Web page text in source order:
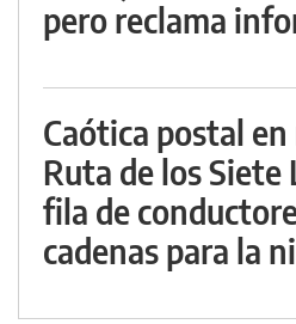
pero reclama
Caótica postal
Ruta de los Siete
fila de
cadenas para la